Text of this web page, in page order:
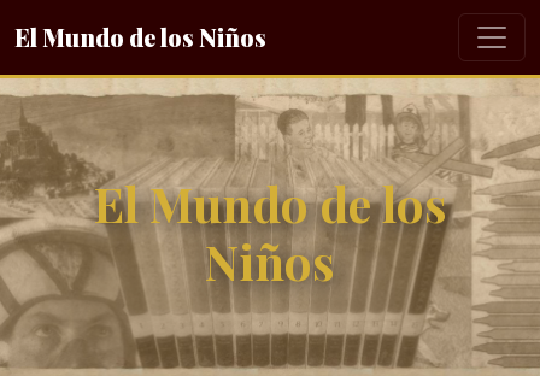
El Mundo de los Niños
El Mundo de los
Niños